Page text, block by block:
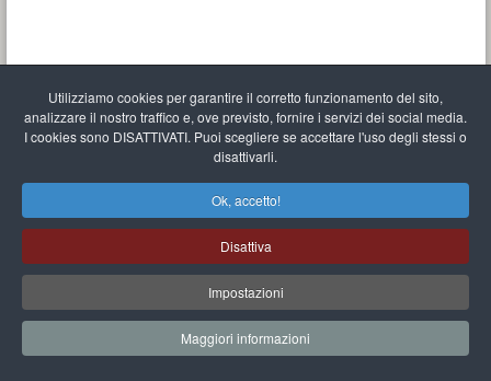
Utilizziamo cookies per garantire il corretto funzionamento del sito,
analizzare il nostro traffico e, ove previsto, fornire i servizi dei social media.
I cookies sono DISATTIVATI. Puoi scegliere se accettare l'uso degli stessi o
disattivarli.
Ok, accetto!
Disattiva
Impostazioni
Maggiori informazioni